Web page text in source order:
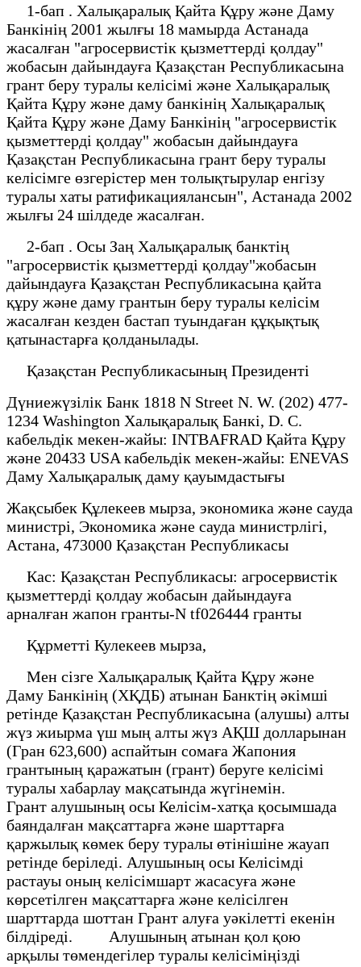
1-бап . Халықаралық Қайта Құру және Даму
Банкінің 2001 жылғы 18 мамырда Астанада
жасалған "агросервистік қызметтерді қолдау"
жобасын дайындауға Қазақстан Республикасына
грант беру туралы келісімі және Халықаралық
Қайта Құру және даму банкінің Халықаралық
Қайта Құру және Даму Банкінің "агросервистік
қызметтерді қолдау" жобасын дайындауға
Қазақстан Республикасына грант беру туралы
келісімге өзгерістер мен толықтырулар енгізу
туралы хаты ратификациялансын", Астанада 2002
жылғы 24 шілдеде жасалған.
2-бап . Осы Заң Халықаралық банктің
"агросервистік қызметтерді қолдау"жобасын
дайындауға Қазақстан Республикасына қайта
құру және даму грантын беру туралы келісім
жасалған кезден бастап туындаған құқықтық
қатынастарға қолданылады.
Қазақстан Республикасының Президенті
Дүниежүзілік Банк 1818 N Street N. W. (202) 477-
1234 Washington Халықаралық Банкі, D. C.
кабельдік мекен-жайы: INTBAFRAD Қайта Құру
және 20433 USA кабельдік мекен-жайы: ENEVAS
Даму Халықаралық даму қауымдастығы
Жақсыбек Құлекеев мырза, экономика және сауда
министрі, Экономика және сауда министрлігі,
Астана, 473000 Қазақстан Республикасы
Кас: Қазақстан Республикасы: агросервистік
қызметтерді қолдау жобасын дайындауға
арналған жапон гранты-N tf026444 гранты
Құрметті Кулекеев мырза,
Мен сізге Халықаралық Қайта Құру және
Даму Банкінің (ХҚДБ) атынан Банктің әкімші
ретінде Қазақстан Республикасына (алушы) алты
жүз жиырма үш мың алты жүз АҚШ долларынан
(Гран 623,600) аспайтын сомаға Жапония
грантының қаражатын (грант) беруге келісімі
туралы хабарлау мақсатында жүгінемін.
Грант алушының осы Келісім-хатқа қосымшада
баяндалған мақсаттарға және шарттарға
қаржылық көмек беру туралы өтінішіне жауап
ретінде беріледі. Алушының осы Келісімді
растауы оның келісімшарт жасасуға және
көрсетілген мақсаттарға және келісілген
шарттарда шоттан Грант алуға уәкілетті екенін
білдіреді. Алушының атынан қол қою
арқылы төмендегілер туралы келісіміңізді